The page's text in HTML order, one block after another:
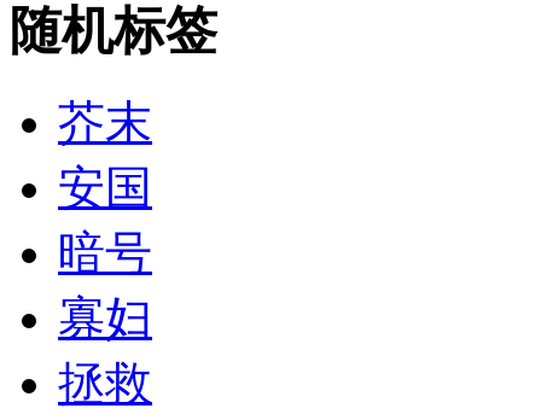
随机标签
芥末
安国
暗号
寡妇
拯救